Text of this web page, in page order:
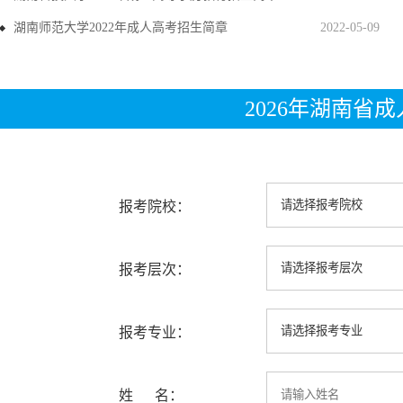
2022-05-09
湖南师范大学2022年成人高考招生简章
2026年湖南省
报考院校：
报考层次：
报考专业：
姓 名：